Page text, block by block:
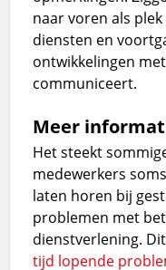
naar voren als
diensten en
ontwikkelingen
communiceert.
Meer
Het steekt
medewerkers
laten horen bij
problemen met
dienstverlening.
tijd lopende